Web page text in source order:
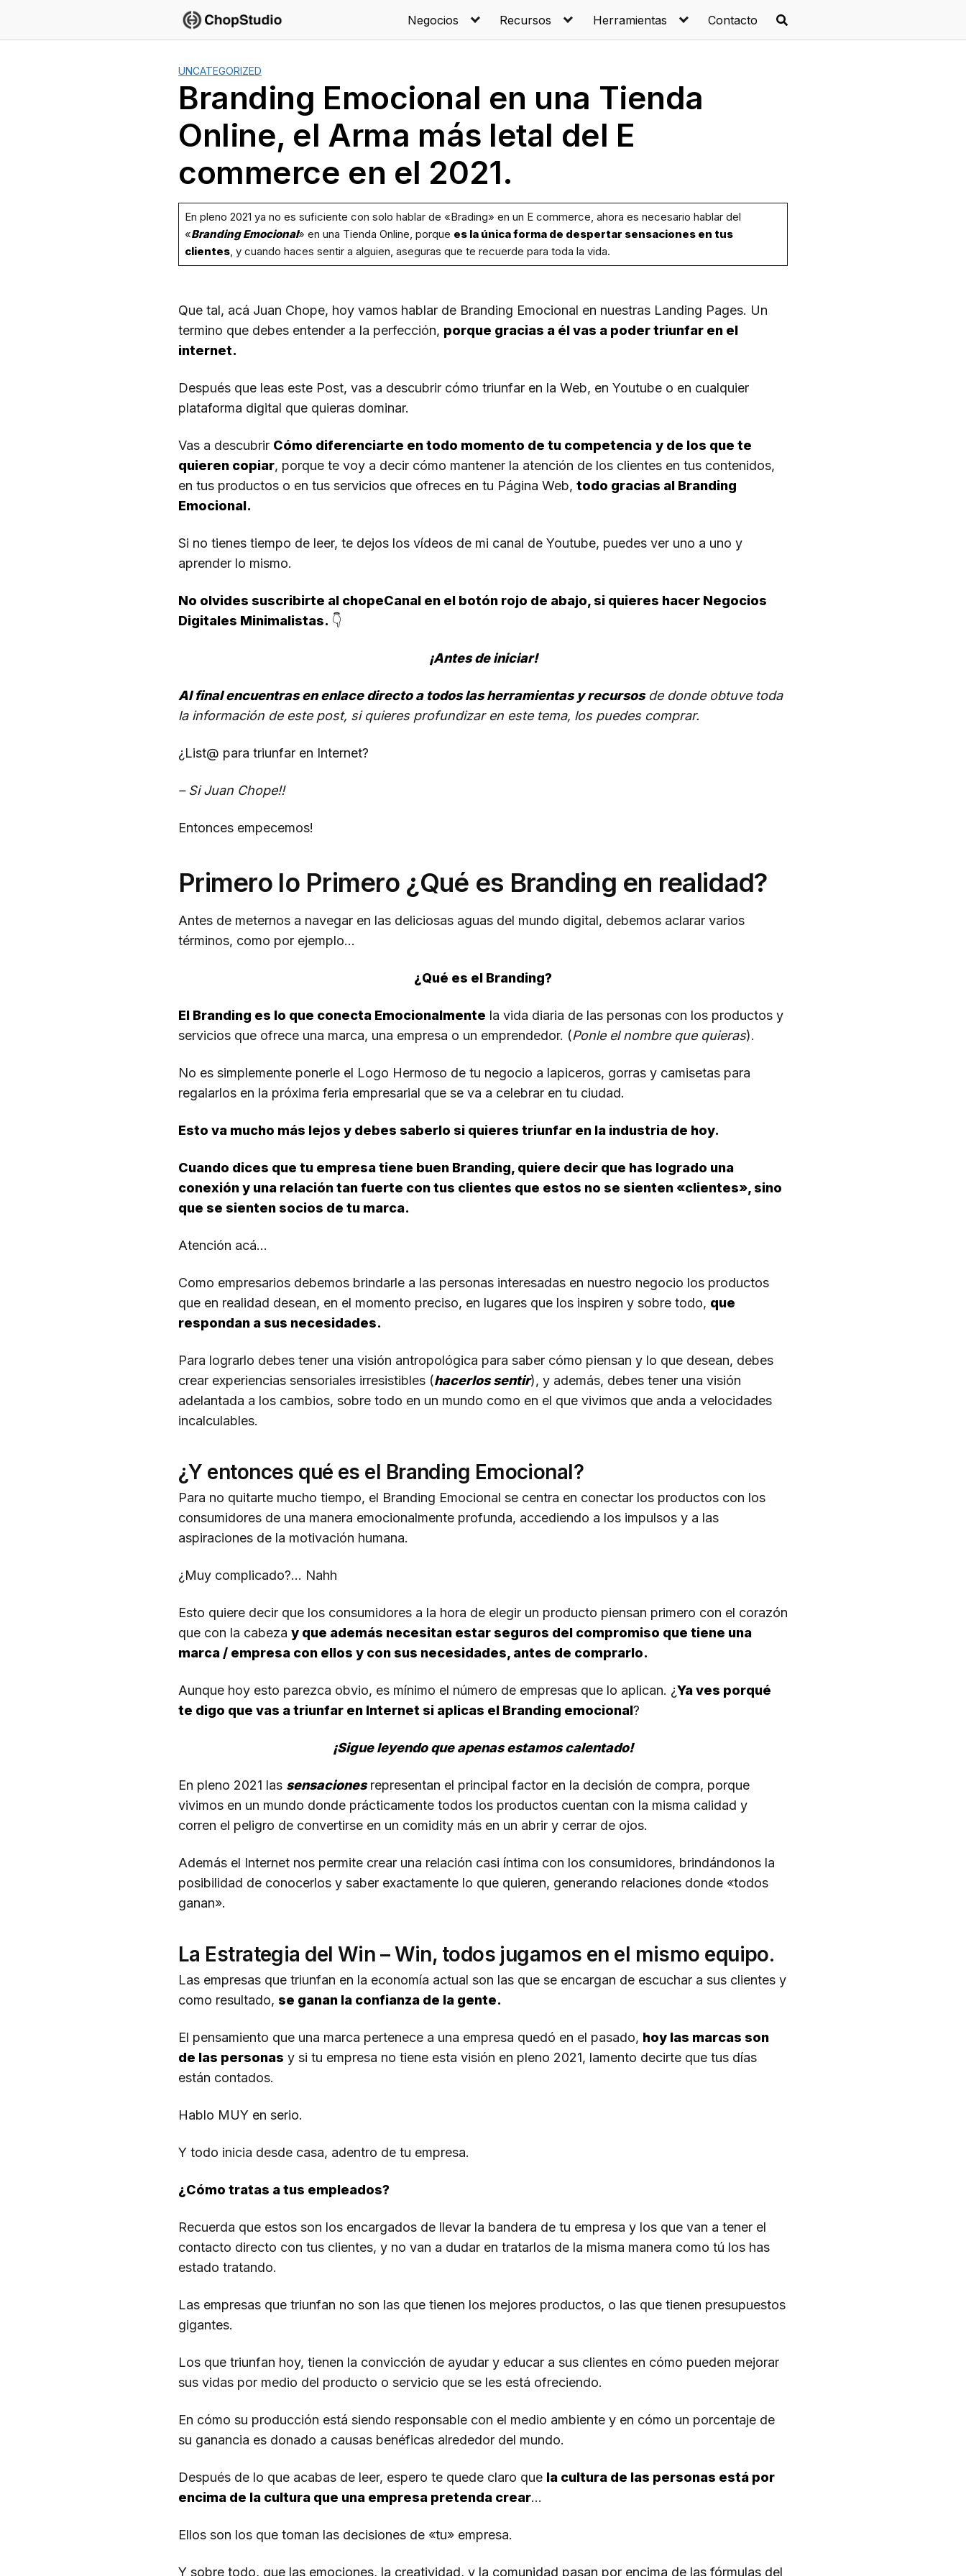
contenido
Negocios Recursos Herramientas Contacto
UNCATEGORIZED
Branding Emocional en una Tienda
Online, el Arma más letal del E
commerce en el 2021.
En pleno 2021 ya no es suficiente con solo hablar de «Brading» en un E commerce, ahora es necesario hablar del
«Branding Emocional» en una Tienda Online, porque es la única forma de despertar sensaciones en tus
clientes, y cuando haces sentir a alguien, aseguras que te recuerde para toda la vida.
Que tal, acá Juan Chope, hoy vamos hablar de Branding Emocional en nuestras Landing Pages. Un
termino que debes entender a la perfección, porque gracias a él vas a poder triunfar en el
internet.
Después que leas este Post, vas a descubrir cómo triunfar en la Web, en Youtube o en cualquier
plataforma digital que quieras dominar.
Vas a descubrir Cómo diferenciarte en todo momento de tu competencia y de los que te
quieren copiar, porque te voy a decir cómo mantener la atención de los clientes en tus contenidos,
en tus productos o en tus servicios que ofreces en tu Página Web, todo gracias al Branding
Emocional.
Si no tienes tiempo de leer, te dejos los vídeos de mi canal de Youtube, puedes ver uno a uno y
aprender lo mismo.
No olvides suscribirte al chopeCanal en el botón rojo de abajo, si quieres hacer Negocios
Digitales Minimalistas. 👇
¡Antes de iniciar!
Al final encuentras en enlace directo a todos las herramientas y recursosde donde obtuve toda
la información de este post, si quieres profundizar en este tema, los puedes comprar.
¿List@ para triunfar en Internet?
– Si Juan Chope!!
Entonces empecemos!
Primero lo Primero ¿Qué es Branding en realidad?
Antes de meternos a navegar en las deliciosas aguas del mundo digital, debemos aclarar varios
términos, como por ejemplo…
¿Qué es el Branding?
El Branding es lo que conecta Emocionalmente la vida diaria de las personas con los productos y
servicios que ofrece una marca, una empresa o un emprendedor. (Ponle el nombre que quieras).
No es simplemente ponerle el Logo Hermoso de tu negocio a lapiceros, gorras y camisetas para
regalarlos en la próxima feria empresarial que se va a celebrar en tu ciudad.
Esto va mucho más lejos y debes saberlo si quieres triunfar en la industria de hoy.
Cuando dices que tu empresa tiene buen Branding, quiere decir que has logrado una
conexión y una relación tan fuerte con tus clientes que estos no se sienten «clientes», sino
que se sienten socios de tu marca.
Atención acá…
Como empresarios debemos brindarle a las personas interesadas en nuestro negocio los productos
que en realidad desean, en el momento preciso, en lugares que los inspiren y sobre todo, que
respondan a sus necesidades.
Para lograrlo debes tener una visión antropológica para saber cómo piensan y lo que desean, debes
crear experiencias sensoriales irresistibles (hacerlos sentir), y además, debes tener una visión
adelantada a los cambios, sobre todo en un mundo como en el que vivimos que anda a velocidades
incalculables.
¿Y entonces qué es el Branding Emocional?
Para no quitarte mucho tiempo, el Branding Emocional se centra en conectar los productos con los
consumidores de una manera emocionalmente profunda, accediendo a los impulsos y a las
aspiraciones de la motivación humana.
¿Muy complicado?… Nahh
Esto quiere decir que los consumidores a la hora de elegir un producto piensan primero con el corazón
que con la cabeza y que además necesitan estar seguros del compromiso que tiene una
marca / empresa con ellos y con sus necesidades, antes de comprarlo.
Aunque hoy esto parezca obvio, es mínimo el número de empresas que lo aplican. ¿Ya ves porqué
te digo que vas a triunfar en Internet si aplicas el Branding emocional?
¡Sigue leyendo que apenas estamos calentado!
En pleno 2021 las sensacionesrepresentan el principal factor en la decisión de compra, porque
vivimos en un mundo donde prácticamente todos los productos cuentan con la misma calidad y
corren el peligro de convertirse en un comidity más en un abrir y cerrar de ojos.
Además el Internet nos permite crear una relación casi íntima con los consumidores, brindándonos la
posibilidad de conocerlos y saber exactamente lo que quieren, generando relaciones donde «todos
ganan».
La Estrategia del Win – Win, todos jugamos en el mismo equipo.
Las empresas que triunfan en la economía actual son las que se encargan de escuchar a sus clientes y
como resultado, se ganan la confianza de la gente.
El pensamiento que una marca pertenece a una empresa quedó en el pasado, hoy las marcas son
de las personas y si tu empresa no tiene esta visión en pleno 2021, lamento decirte que tus días
están contados.
Hablo MUY en serio.
Y todo inicia desde casa, adentro de tu empresa.
¿Cómo tratas a tus empleados?
Recuerda que estos son los encargados de llevar la bandera de tu empresa y los que van a tener el
contacto directo con tus clientes, y no van a dudar en tratarlos de la misma manera como tú los has
estado tratando.
Las empresas que triunfan no son las que tienen los mejores productos, o las que tienen presupuestos
gigantes.
Los que triunfan hoy, tienen la convicción de ayudar y educar a sus clientes en cómo pueden mejorar
sus vidas por medio del producto o servicio que se les está ofreciendo.
En cómo su producción está siendo responsable con el medio ambiente y en cómo un porcentaje de
su ganancia es donado a causas benéficas alrededor del mundo.
Después de lo que acabas de leer, espero te quede claro que la cultura de las personas está por
encima de la cultura que una empresa pretenda crear…
Ellos son los que toman las decisiones de «tu» empresa.
Y sobre todo, que las emociones, la creatividad, y la comunidad pasan por encima de las fórmulas del